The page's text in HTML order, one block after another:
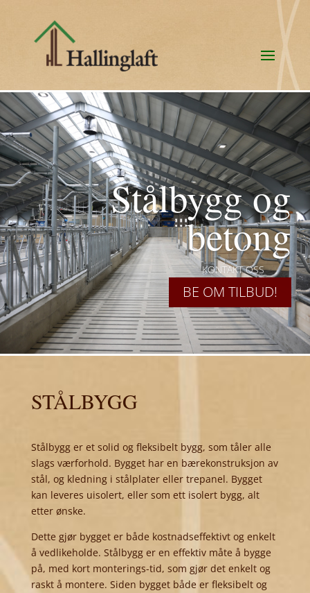
Stålbygg og
betong
KONTAKT OSS
BE OM TILBUD!
STÅLBYGG
Stålbygg er et solid og fleksibelt bygg, som tåler alle
slags værforhold. Bygget har en bærekonstruksjon av
stål, og kledning i stålplater eller trepanel. Bygget
kan leveres uisolert, eller som ett isolert bygg, alt
etter ønske.
Dette gjør bygget er både kostnadseffektivt og enkelt
å vedlikeholde. Stålbygg er en effektiv måte å bygge
på, med kort monterings-tid, som gjør det enkelt og
raskt å montere. Siden bygget både er fleksibelt og